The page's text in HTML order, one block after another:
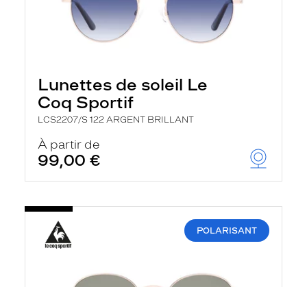
Lunettes de soleil Le
Coq Sportif
LCS2207/S 122 ARGENT BRILLANT
À partir de
99,00 €
POLARISANT